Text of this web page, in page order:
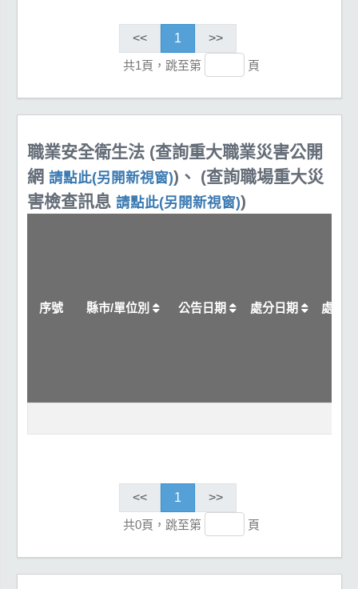
<< 1
>>
共1頁，跳至第
頁
職業安全衛生法 (查詢重大職業災害公開
網 請點此(另開新視窗))、 (查詢職場重大災
害檢查訊息 請點此(另開新視窗))
序號 縣市/單位別 公告日期 處分日期 處分
<< 1
>>
共0頁，跳至第
頁